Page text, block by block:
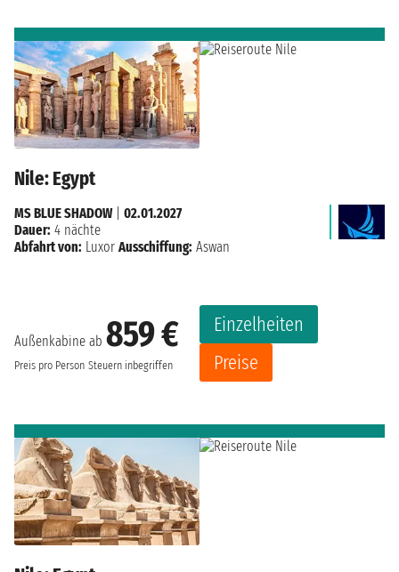
Nile: Egypt
Außenkabine ab 859 €
Preis pro Person Steuern inbegriffen
Einzelheiten
Preise
MS BLUE SHADOW| 02.01.2027
Dauer: 4 nächte
Abfahrt von: Luxor Ausschiffung: Aswan